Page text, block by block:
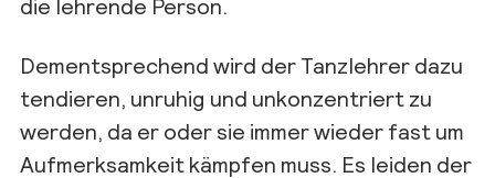
Dementsprechend wird der Tanzlehrer dazu
tendieren, unruhig und unkonzentriert zu
werden, da er oder sie immer wieder fast um
Aufmerksamkeit kämpfen muss. Es leiden der